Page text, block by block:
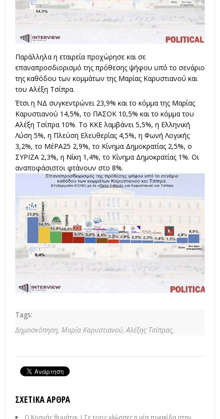
Παράλληλα η εταιρεία προχώρησε και σε
επαναπροσδιορισμό της πρόθεσης ψήφου υπό το σενάριο
της καθόδου των κομμάτων της Μαρίας Καρυστιανού και
του Αλέξη Τσίπρα.
Έτσι η ΝΔ συγκεντρώνει 23,9% και το κόμμα της Μαρίας
Καρυστιανού 14,5%, το ΠΑΣΟΚ 10,5% και το κόμμα του
Αλέξη Τσίπρα 10%. Το ΚΚΕ λαμβάνει 5,5%, η Ελληνική
Λύση 5%, η Πλεύση Ελευθερίας 4,5%, η Φωνή Λογικής
3,2%, το ΜέΡΑ25 2,9%, το Κίνημα Δημοκρατίας 2,5%, ο
ΣΥΡΙΖΑ 2,3%, η Νίκη 1,4%, το Κίνημα Δημοκρατίας 1%. Οι
αναποφάσιστοι φτάνουν στο 8%.
Tags:
Δημοσκόπηση, Μαρία Καρυστιανού,Αλέξης Τσίπρας,
ΣΧΕΤΙΚΆ ΆΡΘΡΑ